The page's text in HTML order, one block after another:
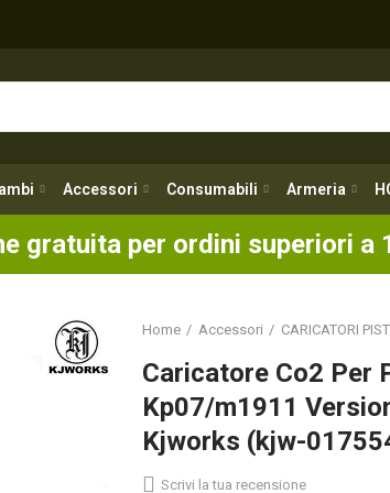
Accessori Consumabili Armeria
gratuita per ordini superiori a
Home Accessori CARICATORI
Caricatore Co2 Per
Kp07/m1911
Kjworks (kjw-
Scrivi la tua recensione